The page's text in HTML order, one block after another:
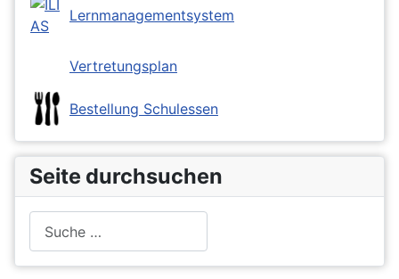
Lernmanagementsystem
Vertretungsplan
Bestellung Schulessen
Seite durchsuchen